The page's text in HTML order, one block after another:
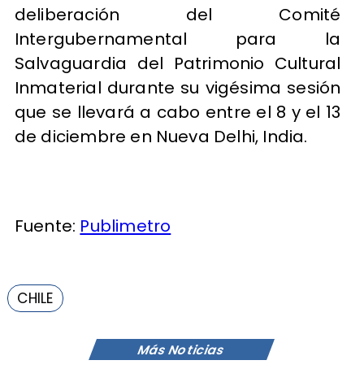
Más Noticias
deliberación del Comité
Intergubernamental para la
Salvaguardia del Patrimonio Cultural
Inmaterial durante su vigésima sesión
que se llevará a cabo entre el 8 y el 13
de diciembre en Nueva Delhi, India.
Fuente: Publimetro
CHILE